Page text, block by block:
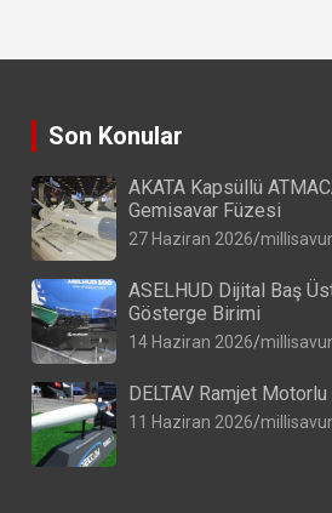
Son Konular
AKATA Kapsüllü
Gemisavar Füzesi
27 Haziran 2026
ASELHUD Dijital Baş
Gösterge Birimi
14 Haziran 2026
DELTAV Ramjet
11 Haziran 2026